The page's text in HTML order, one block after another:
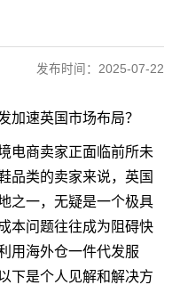
发布时间：2025-07-22
加速英国市场布局？
电商卖家正面临前所未
品类的卖家来说，英国
之一，无疑是一个极具
本问题往往成为阻碍快
用海外仓一件代发服
下是个人见解和解决方